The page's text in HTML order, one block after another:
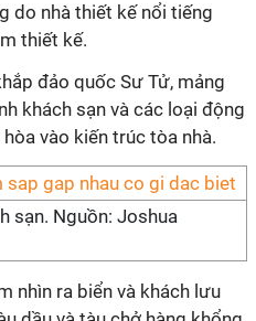
do nhà thiết kế nổi tiếng
thiết kế.
đảo quốc Sư Tử, mảng
khách sạn và các loại động
vào kiến trúc tòa nhà.
sạn. Nguồn: Joshua
nhìn ra biển và khách lưu